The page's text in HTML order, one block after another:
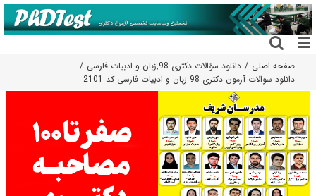
رفتن
به
محتوا
صفحه اصلی دانلود سؤالات دکتری 98 ,زبان و ادبیات فارسی
دانلود سوالات آزمون دکتری 98 زبان و ادبیات فارسی کد 2101